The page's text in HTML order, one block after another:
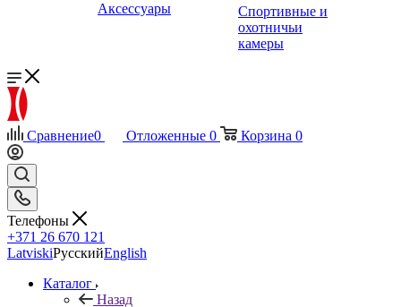
Аксессуары
Спортивные и
охотничьи
камеры
Сравнение0 Отложенные 0 Корзина 0
Телефоны
+371 26 670 121
LatviskiРусскийEnglish
Каталог
Назад